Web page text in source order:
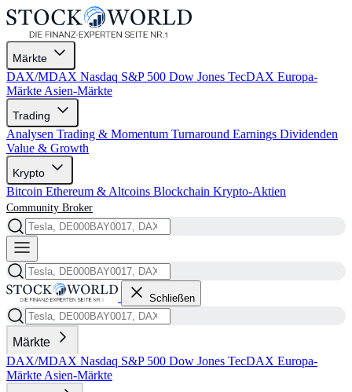
Märkte
DAX/MDAX Nasdaq S&P 500 Dow Jones TecDAX Europa-
Märkte Asien-Märkte
Trading
Analysen Trading & Momentum Turnaround Earnings Dividenden
Value & Growth
Krypto
Bitcoin Ethereum & Altcoins Blockchain Krypto-Aktien
Community Broker
Schließen
Märkte
DAX/MDAX Nasdaq S&P 500 Dow Jones TecDAX Europa-
Märkte Asien-Märkte